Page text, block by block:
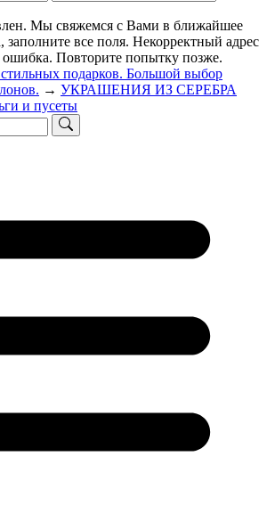
Мы свяжемся с Вами в ближайшее
заполните все поля. Некорректный адрес
Повторите попытку позже.
подарков. Большой выбор
→ УКРАШЕНИЯ ИЗ СЕРЕБРА
и пусеты